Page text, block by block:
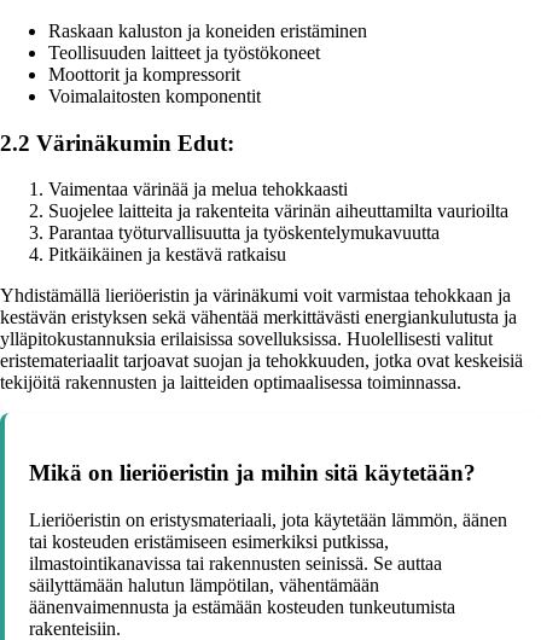
Raskaan kaluston ja koneiden eristäminen
Teollisuuden laitteet ja työstökoneet
Moottorit ja kompressorit
Voimalaitosten komponentit
2.2 Värinäkumin Edut:
Vaimentaa värinää ja melua tehokkaasti
Suojelee laitteita ja rakenteita värinän aiheuttamilta vaurioilta
Parantaa työturvallisuutta ja työskentelymukavuutta
Pitkäikäinen ja kestävä ratkaisu
Yhdistämällä lieriöeristin ja värinäkumi voit varmistaa tehokkaan ja
kestävän eristyksen sekä vähentää merkittävästi energiankulutusta ja
ylläpitokustannuksia erilaisissa sovelluksissa. Huolellisesti valitut
eristemateriaalit tarjoavat suojan ja tehokkuuden, jotka ovat keskeisiä
tekijöitä rakennusten ja laitteiden optimaalisessa toiminnassa.
Mikä on lieriöeristin ja mihin sitä käytetään?
Lieriöeristin on eristysmateriaali, jota käytetään lämmön, äänen
tai kosteuden eristämiseen esimerkiksi putkissa,
ilmastointikanavissa tai rakennusten seinissä. Se auttaa
säilyttämään halutun lämpötilan, vähentämään
äänenvaimennusta ja estämään kosteuden tunkeutumista
rakenteisiin.